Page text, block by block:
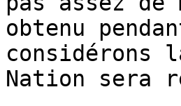
obtenu
considérons
Nation sera